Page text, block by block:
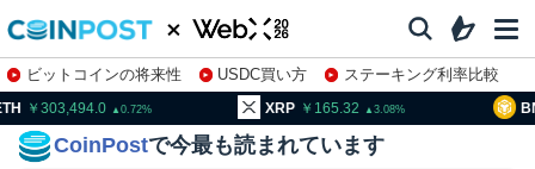
ビットコインの将来性 USDC買い方
ステーキング利率比較
株特集・関連銘柄
0.72 165.32 3.08 BNB
CoinPostで今最も読まれています